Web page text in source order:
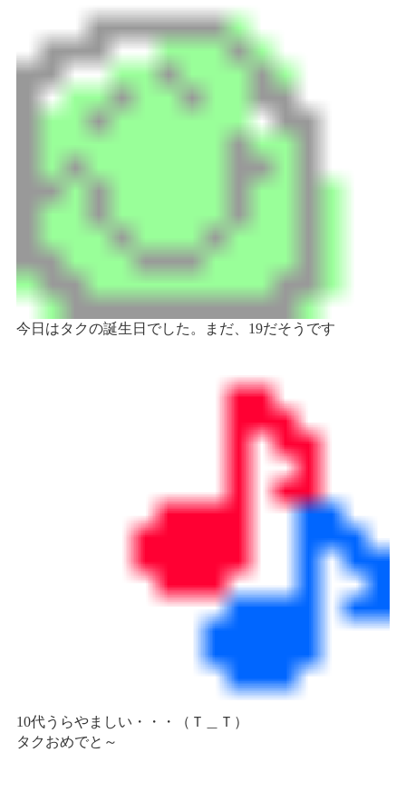
今日はタクの誕生日でした。まだ、19だそうです
10代うらやましい・・・（Ｔ＿Ｔ）
タクおめでと～